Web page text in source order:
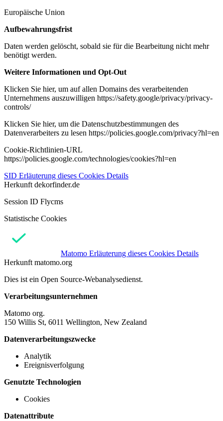
Europäische Union
Aufbewahrungsfrist
Daten werden gelöscht, sobald sie für die Bearbeitung nicht mehr
benötigt werden.
Weitere Informationen und Opt-Out
Klicken Sie hier, um auf allen Domains des verarbeitenden
Unternehmens auszuwilligen https://safety.google/privacy/privacy-
controls/
Klicken Sie hier, um die Datenschutzbestimmungen des
Datenverarbeiters zu lesen https://policies.google.com/privacy?hl=en
Cookie-Richtlinien-URL
https://policies.google.com/technologies/cookies?hl=en
SID Erläuterung dieses Cookies Details
Herkunft dekorfinder.de
Session ID Flycms
Statistische Cookies
Matomo Erläuterung dieses Cookies Details
Herkunft matomo.org
Dies ist ein Open Source-Webanalysedienst.
Verarbeitungsunternehmen
Matomo org.
150 Willis St, 6011 Wellington, New Zealand
Datenverarbeitungszwecke
Analytik
Ereignisverfolgung
Genutzte Technologien
Cookies
Datenattribute